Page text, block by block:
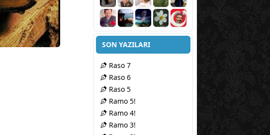
SON YAZILARI
Raso 7
Raso 6
Raso 5
Ramo 5!
Ramo 4!
Ramo 3!